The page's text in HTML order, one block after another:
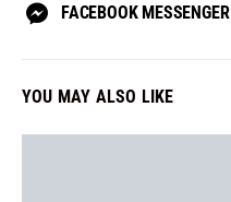
FACEBOOK MESSENGER
YOU MAY ALSO LIKE